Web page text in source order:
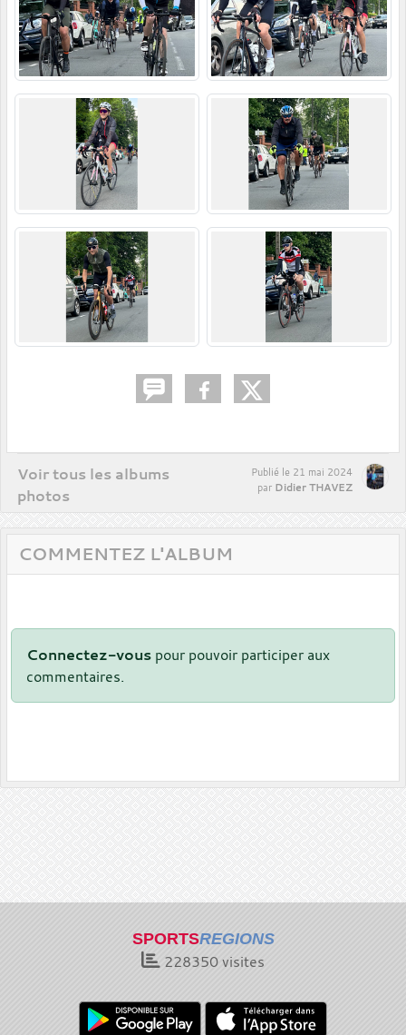
Voir tous les albums
photos
Publié le 21 mai 2024
par Didier THAVEZ
COMMENTEZ L'ALBUM
Connectez-vous pour pouvoir participer aux
commentaires.
SPORTSREGIONS
228350visites